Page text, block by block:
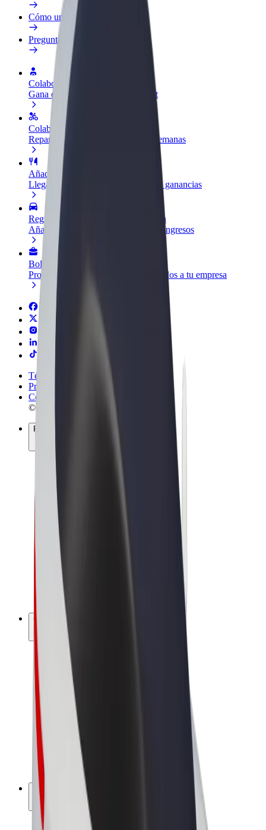
Cómo unirse
Preguntas frecuentes
Colaborar como conductor
Gana dinero colaborando con Bolt
Colaborar como repartidor
Reparte comida y cobra todas las semanas
Añadir un restaurante o tienda
Llega a más clientes y maximiza tus ganancias
Registrarse como propietario de flota
Añade tu flota a Bolt y potencia tus ingresos
Bolt para empresas
Productos y servicios de Bolt adaptados a tu empresa
Términos y Condiciones
Privacidad
Cookies
© 2026 Bolt Technology OÜ
Productos
Viajes
Bolt Market
Bolt Food
Bolt Drive
Bolt para empresas
Bicis
Bolt Plus
Colabora con Bolt
Conductores
Ingresos de conductor/a
Repartidores
Ingresos de repartidor
Comercios de Bolt Food
Franquicias
Empresa
Trabaja con nosotros